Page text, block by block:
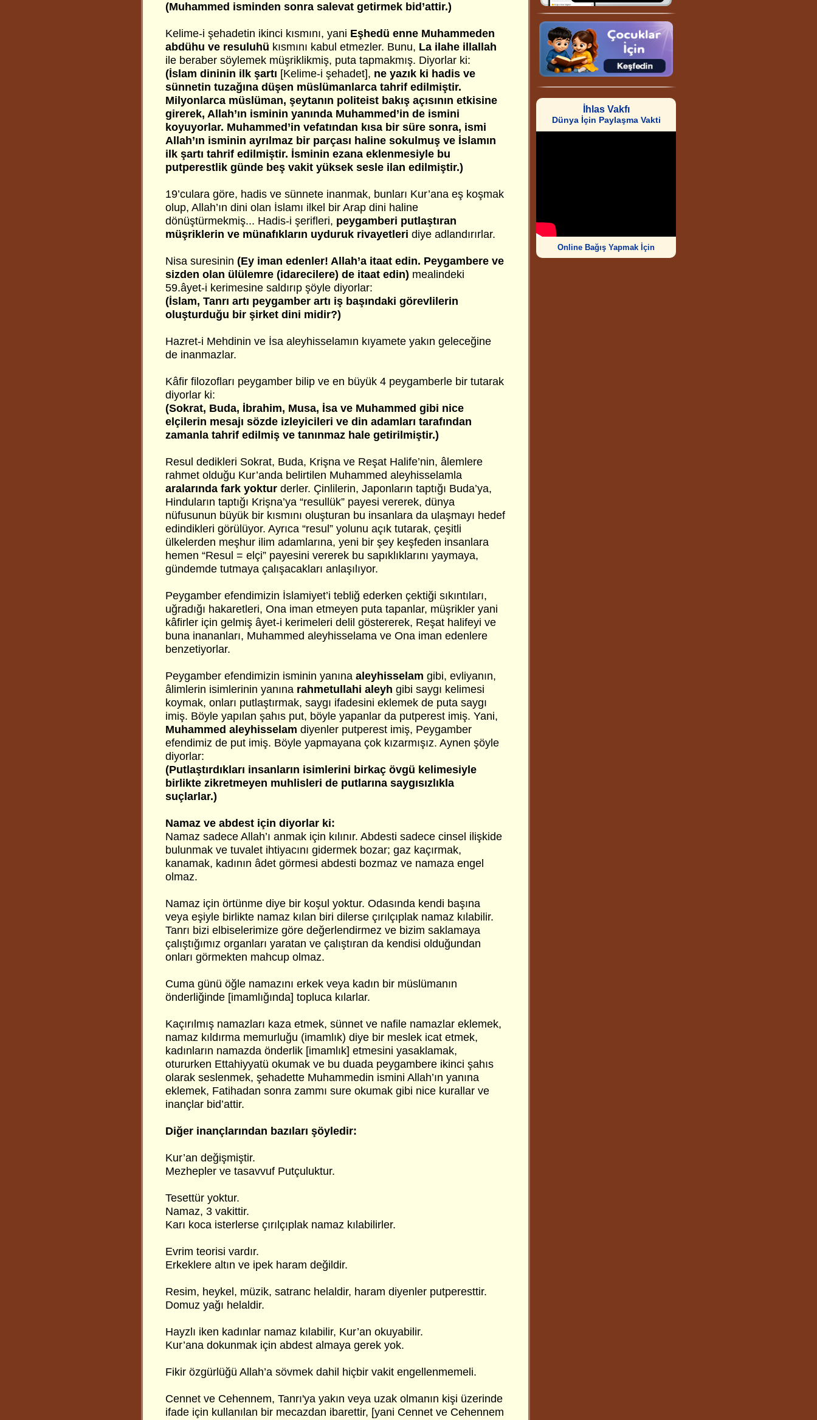
(Muhammed isminden sonra salevat getirmek bid’attir.)
Kelime-i şehadetin ikinci kısmını, yani Eşhedü enne Muhammeden
abdühu ve resuluhü kısmını kabul etmezler. Bunu, La ilahe illallah
ile beraber söylemek müşriklikmiş, puta tapmakmış. Diyorlar ki:
(İslam dininin ilk şartı [Kelime-i şehadet], ne yazık ki hadis ve
sünnetin tuzağına düşen müslümanlarca tahrif edilmiştir.
Milyonlarca müslüman, şeytanın politeist bakış açısının etkisine
girerek, Allah’ın isminin yanında Muhammed’in de ismini
koyuyorlar. Muhammed’in vefatından kısa bir süre sonra, ismi
Allah’ın isminin ayrılmaz bir parçası haline sokulmuş ve İslamın
ilk şartı tahrif edilmiştir. İsminin ezana eklenmesiyle bu
putperestlik günde beş vakit yüksek sesle ilan edilmiştir.)
19’culara göre, hadis ve sünnete inanmak, bunları Kur’ana eş koşmak
olup, Allah’ın dini olan İslamı ilkel bir Arap dini haline
dönüştürmekmiş... Hadis-i şerifleri, peygamberi putlaştıran
müşriklerin ve münafıkların uyduruk rivayetleri diye adlandırırlar.
Nisa suresinin (Ey iman edenler! Allah’a itaat edin. Peygambere ve
sizden olan ülülemre (idarecilere) de itaat edin) mealindeki
59.âyet-i kerimesine saldırıp şöyle diyorlar:
(İslam, Tanrı artı peygamber artı iş başındaki görevlilerin
oluşturduğu bir şirket dini midir?)
Hazret-i Mehdinin ve İsa aleyhisselamın kıyamete yakın geleceğine
de inanmazlar.
Kâfir filozofları peygamber bilip ve en büyük 4 peygamberle bir tutarak
diyorlar ki:
(Sokrat, Buda, İbrahim, Musa, İsa ve Muhammed gibi nice
elçilerin mesajı sözde izleyicileri ve din adamları tarafından
zamanla tahrif edilmiş ve tanınmaz hale getirilmiştir.)
Resul dedikleri Sokrat, Buda, Krişna ve Reşat Halife’nin, âlemlere
rahmet olduğu Kur’anda belirtilen Muhammed aleyhisselamla
aralarında fark yoktur derler. Çinlilerin, Japonların taptığı Buda’ya,
Hinduların taptığı Krişna’ya “resullük” payesi vererek, dünya
nüfusunun büyük bir kısmını oluşturan bu insanlara da ulaşmayı hedef
edindikleri görülüyor. Ayrıca “resul” yolunu açık tutarak, çeşitli
ülkelerden meşhur ilim adamlarına, yeni bir şey keşfeden insanlara
hemen “Resul = elçi” payesini vererek bu sapıklıklarını yaymaya,
gündemde tutmaya çalışacakları anlaşılıyor.
Peygamber efendimizin İslamiyet’i tebliğ ederken çektiği sıkıntıları,
uğradığı hakaretleri, Ona iman etmeyen puta tapanlar, müşrikler yani
kâfirler için gelmiş âyet-i kerimeleri delil göstererek, Reşat halifeyi ve
buna inananları, Muhammed aleyhisselama ve Ona iman edenlere
benzetiyorlar.
Peygamber efendimizin isminin yanına aleyhisselam gibi, evliyanın,
âlimlerin isimlerinin yanına rahmetullahi aleyh gibi saygı kelimesi
koymak, onları putlaştırmak, saygı ifadesini eklemek de puta saygı
imiş. Böyle yapılan şahıs put, böyle yapanlar da putperest imiş. Yani,
Muhammed aleyhisselam diyenler putperest imiş, Peygamber
efendimiz de put imiş. Böyle yapmayana çok kızarmışız. Aynen şöyle
diyorlar:
(Putlaştırdıkları insanların isimlerini birkaç övgü kelimesiyle
birlikte zikretmeyen muhlisleri de putlarına saygısızlıkla
suçlarlar.)
Namaz ve abdest için diyorlar ki:
Namaz sadece Allah’ı anmak için kılınır. Abdesti sadece cinsel ilişkide
bulunmak ve tuvalet ihtiyacını gidermek bozar; gaz kaçırmak,
kanamak, kadının âdet görmesi abdesti bozmaz ve namaza engel
olmaz.
Namaz için örtünme diye bir koşul yoktur. Odasında kendi başına
veya eşiyle birlikte namaz kılan biri dilerse çırılçıplak namaz kılabilir.
Tanrı bizi elbiselerimize göre değerlendirmez ve bizim saklamaya
çalıştığımız organları yaratan ve çalıştıran da kendisi olduğundan
onları görmekten mahcup olmaz.
Cuma günü öğle namazını erkek veya kadın bir müslümanın
önderliğinde [imamlığında] topluca kılarlar.
Kaçırılmış namazları kaza etmek, sünnet ve nafile namazlar eklemek,
namaz kıldırma memurluğu (imamlık) diye bir meslek icat etmek,
kadınların namazda önderlik [imamlık] etmesini yasaklamak,
otururken Ettahiyyatü okumak ve bu duada peygambere ikinci şahıs
olarak seslenmek, şehadette Muhammedin ismini Allah’ın yanına
eklemek, Fatihadan sonra zammı sure okumak gibi nice kurallar ve
inançlar bid’attir.
Diğer inançlarından bazıları şöyledir:
Kur’an değişmiştir.
Mezhepler ve tasavvuf Putçuluktur.
Tesettür yoktur.
Namaz, 3 vakittir.
Karı koca isterlerse çırılçıplak namaz kılabilirler.
Evrim teorisi vardır.
Erkeklere altın ve ipek haram değildir.
Resim, heykel, müzik, satranc helaldir, haram diyenler putperesttir.
Domuz yağı helaldir.
Hayzlı iken kadınlar namaz kılabilir, Kur’an okuyabilir.
Kur’ana dokunmak için abdest almaya gerek yok.
Fikir özgürlüğü Allah’a sövmek dahil hiçbir vakit engellenmemeli.
Cennet ve Cehennem, Tanrı'ya yakın veya uzak olmanın kişi üzerinde
ifade için kullanılan bir mecazdan ibarettir, [yani Cennet ve Cehennem
İhlas Vakfı
Dünya İçin Paylaşma Vakti
Online Bağış Yapmak İçin